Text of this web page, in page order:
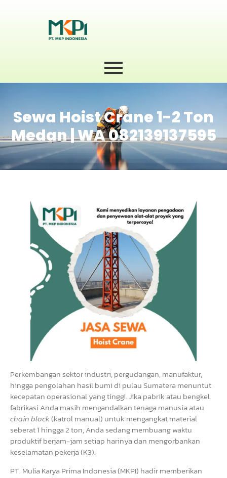
Sewa Hoist Crane 1-2 Ton
Medan | WA 082139137595
Perkembangan sektor industri, pergudangan, manufaktur,
hingga pengolahan hasil bumi di pulau Sumatera menuntut
kecepatan operasional yang tinggi. Jika pabrik atau bengkel
fabrikasi Anda masih mengandalkan tenaga manusia atau
chain block(katrol manual) untuk mengangkat material
seberat 1 hingga 2 ton, Anda sedang membuang waktu
produktif berjam-jam setiap harinya dan mengorbankan
keselamatan pekerja (K3).
PT. Mulia Karya Prima Indonesia (MKPI) hadir memberikan